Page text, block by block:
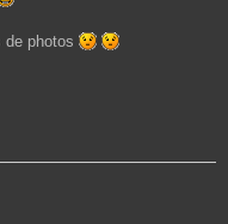
de photos